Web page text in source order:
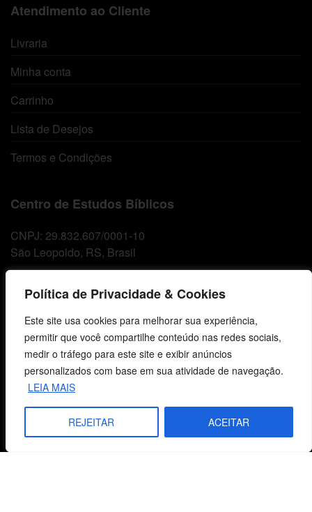
Política de Privacidade & Cookies
Este site usa cookies para melhorar sua experiência,
permitir que você compartilhe conteúdo nas redes sociais,
medir o tráfego para este site e exibir anúncios
personalizados com base em sua atividade de navegação.
LEIA MAIS
REJEITAR ACEITAR
Atendimento ao Cliente
Livraria
Minha conta
Carrinho
Lista de Desejos
Termos e Condições
Centro de Estudos Bíblicos
CNPJ: 29.832.607/0001-10
São Leopoldo, RS, Brasil
Fale Conosco
E-mails
vendas@cebi.org.br
comunicacao@cebi.org.br
WhatsApp / Vendas
+55 (51) 99734-4518